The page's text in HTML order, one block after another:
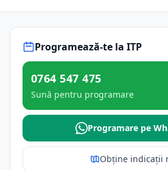
Programează-te la ITP
0764 547 475
Sună pentru programare
Programare pe
Obține indicații